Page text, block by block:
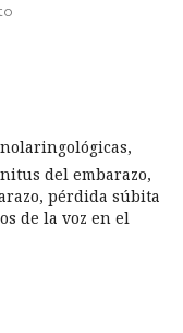
del embarazo,
pérdida súbita
de la voz en el